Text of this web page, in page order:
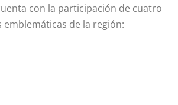
con la participación de cuatro
emblemáticas de la región: